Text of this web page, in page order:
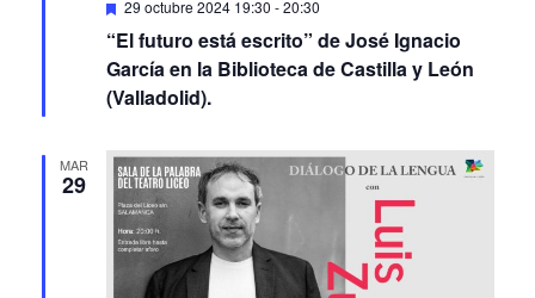
Featured
29 octubre 2024 19:30 -20:30
“El futuro está escrito” de José Ignacio
García en la Biblioteca de Castilla y León
(Valladolid).
MAR
29